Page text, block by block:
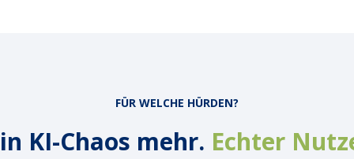
FÜR WELCHE HÜRDEN?
KI-Chaos mehr. Echter